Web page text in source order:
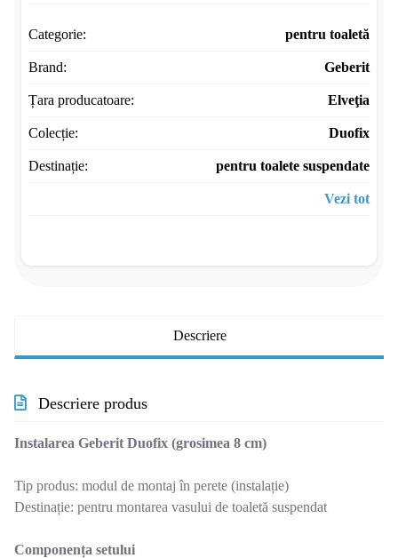
Categorie: pentru toaletă
Brand: Geberit
Țara producatoare: Elveţia
Colecție: Duofix
Destinație: pentru toalete suspendate
Vezi tot
Descriere
Descriere produs
Instalarea Geberit Duofix (grosimea 8 cm)
Tip produs: modul de montaj în perete (instalație)
Destinație: pentru montarea vasului de toaletă suspendat
Componența setului